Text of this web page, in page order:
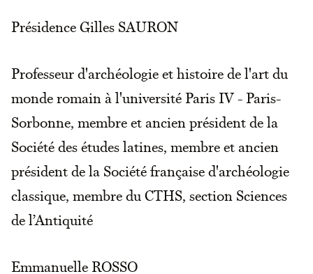
Présidence Gilles SAURON
Professeur d'archéologie et histoire de l'art du
monde romain à l'université Paris IV - Paris-
Sorbonne, membre et ancien président de la
Société des études latines, membre et ancien
président de la Société française d'archéologie
classique, membre du CTHS, section Sciences
de l’Antiquité
Emmanuelle ROSSO